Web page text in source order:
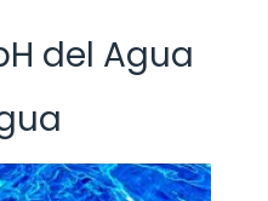
del Agua